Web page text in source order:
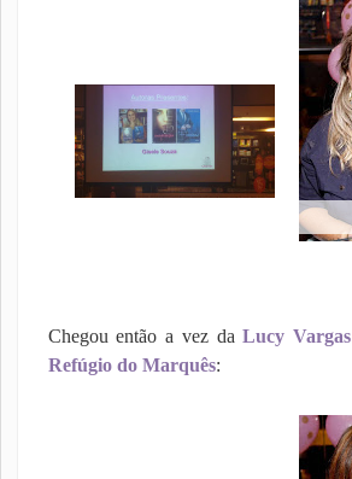
Chegou então a vez daLucy Vargas
Refúgio do Marquês: